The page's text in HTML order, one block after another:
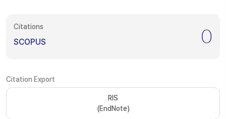
Citations
SCOPUS 0
Citation Export
RIS
(EndNote)